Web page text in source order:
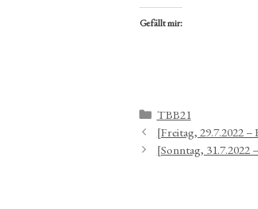
Gefällt mir:
Kategorien
TBB21
[Freitag, 29.7.2022
[Sonntag, 31.7.2022